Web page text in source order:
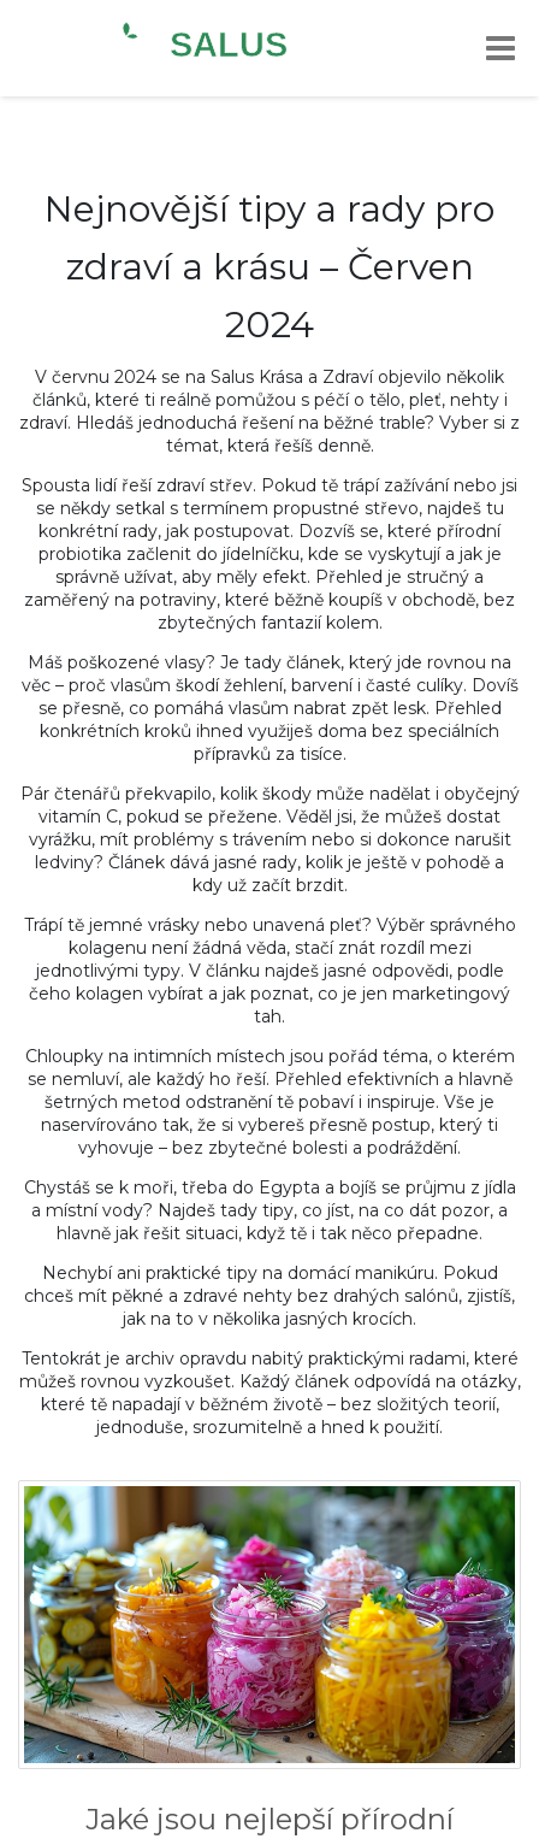
Nejnovější tipy a rady pro
zdraví a krásu – Červen
2024
V červnu 2024 se na Salus Krása a Zdraví objevilo několik
článků, které ti reálně pomůžou s péčí o tělo, pleť, nehty i
zdraví. Hledáš jednoduchá řešení na běžné trable? Vyber si z
témat, která řešíš denně.
Spousta lidí řeší zdraví střev. Pokud tě trápí zažívání nebo jsi
se někdy setkal s termínem propustné střevo, najdeš tu
konkrétní rady, jak postupovat. Dozvíš se, které přírodní
probiotika začlenit do jídelníčku, kde se vyskytují a jak je
správně užívat, aby měly efekt. Přehled je stručný a
zaměřený na potraviny, které běžně koupíš v obchodě, bez
zbytečných fantazií kolem.
Máš poškozené vlasy? Je tady článek, který jde rovnou na
věc – proč vlasům škodí žehlení, barvení i časté culíky. Dovíš
se přesně, co pomáhá vlasům nabrat zpět lesk. Přehled
konkrétních kroků ihned využiješ doma bez speciálních
přípravků za tisíce.
Pár čtenářů překvapilo, kolik škody může nadělat i obyčejný
vitamín C, pokud se přežene. Věděl jsi, že můžeš dostat
vyrážku, mít problémy s trávením nebo si dokonce narušit
ledviny? Článek dává jasné rady, kolik je ještě v pohodě a
kdy už začít brzdit.
Trápí tě jemné vrásky nebo unavená pleť? Výběr správného
kolagenu není žádná věda, stačí znát rozdíl mezi
jednotlivými typy. V článku najdeš jasné odpovědi, podle
čeho kolagen vybírat a jak poznat, co je jen marketingový
tah.
Chloupky na intimních místech jsou pořád téma, o kterém
se nemluví, ale každý ho řeší. Přehled efektivních a hlavně
šetrných metod odstranění tě pobaví i inspiruje. Vše je
naservírováno tak, že si vybereš přesně postup, který ti
vyhovuje – bez zbytečné bolesti a podráždění.
Chystáš se k moři, třeba do Egypta a bojíš se průjmu z jídla
a místní vody? Najdeš tady tipy, co jíst, na co dát pozor, a
hlavně jak řešit situaci, když tě i tak něco přepadne.
Nechybí ani praktické tipy na domácí manikúru. Pokud
chceš mít pěkné a zdravé nehty bez drahých salónů, zjistíš,
jak na to v několika jasných krocích.
Tentokrát je archiv opravdu nabitý praktickými radami, které
můžeš rovnou vyzkoušet. Každý článek odpovídá na otázky,
které tě napadají v běžném životě – bez složitých teorií,
jednoduše, srozumitelně a hned k použití.
Jaké jsou nejlepší přírodní